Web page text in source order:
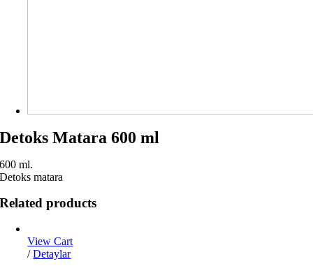
Detoks Matara 600 ml
600 ml.
Detoks matara
Related products
View Cart
/ Detaylar